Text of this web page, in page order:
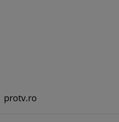
protv.ro